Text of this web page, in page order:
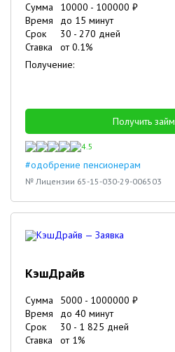
Сумма 10000 - 100000 ₽
Время
до 15 минут
Срок
30 - 270 дней
Ставка
от0.1%
Получение:
Получить займ
4.5
#одобрение пенсионерам
№ Лицензии 65-15-030-29-006503
КэшДрайв
Сумма 5000 - 1000000 ₽
Время
до 40 минут
Срок
30 - 1 825 дней
Ставка
от 1%